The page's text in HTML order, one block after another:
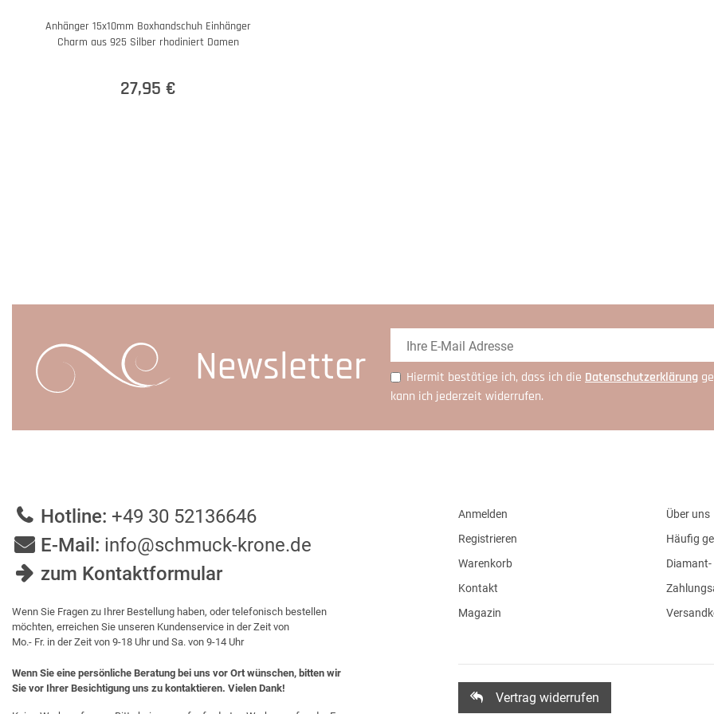
Anhänger 15x10mm Boxhandschuh Einhänger
Charm aus 925 Silber rhodiniert Damen
27,95 €
Newsletter Hiermit bestätige ich, dass ich die Daten­schutz­erklärung
kann ich jederzeit widerrufen.
Hotline: +49 30 52136646
E-Mail: info@schmuck-krone.de
zum Kontaktformular
Wenn Sie Fragen zu Ihrer Bestellung haben, oder telefonisch bestellen
möchten, erreichen Sie unseren Kundenservice in der Zeit von
Mo.- Fr. in der Zeit von 9-18 Uhr und Sa. von 9-14 Uhr
Wenn Sie eine persönliche Beratung bei uns vor Ort wünschen, bitten wir
Sie vor Ihrer Besichtigung uns zu kontaktieren. Vielen Dank!
Anmelden
Registrieren
Warenkorb
Kontakt
Magazin
Über uns
Häufig
Vertrag widerrufen